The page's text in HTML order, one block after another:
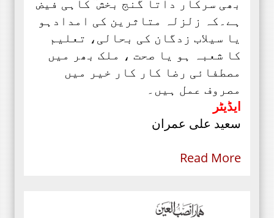
بھی سرکار داتا گنج بخش ؒ کاہی فیض
ہے۔کہ زلزلہ متاثرین کی امدادہو
یا سیلاب زدگان کی بحالی، تعلیم
کا شعبہ ہو یا صحت ، ملک بھر میں
مصطفائی رضا کار کار خیر میں
مصروف عمل ہیں۔
ایڈیٹر
سعید علی عمران
Read More